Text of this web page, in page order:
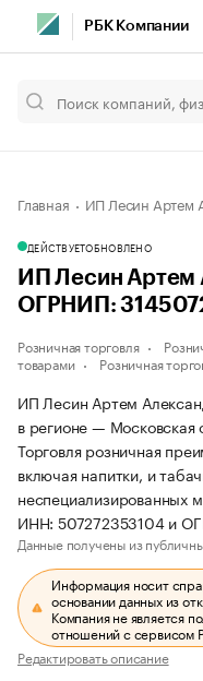
РБК Компании
Главная ИП Лесин Артем
ДЕЙСТВУЕТОБНОВЛЕНО
ИП Лесин Артем
ОГРНИП:
Розничная торговля
товарами
Розничная
ИП Лесин Артем
в регионе — Московская
Торговля розничная
включая напитки, и
неспециализированных
ИНН: 507272353104 и
Данные получены из
Информация носит
основании данных из
Компания не является
отношений с сервисом
Редактировать описание